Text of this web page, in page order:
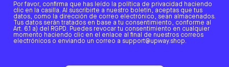
Por favor, confirma que has leído la política de privacidad haciendo
clic en la casilla. Al suscribirte a nuestro boletín, aceptas que tus
datos, como la dirección de correo electrónico, sean almacenados.
Tus datos serán tratados en base a tu consentimiento, conforme al
Art. 6.1 a) del RGPD. Puedes revocar tu consentimiento en cualquier
momento haciendo clic en el enlace al final de nuestros correos
electrónicos o enviando un correo a support@upway.shop.